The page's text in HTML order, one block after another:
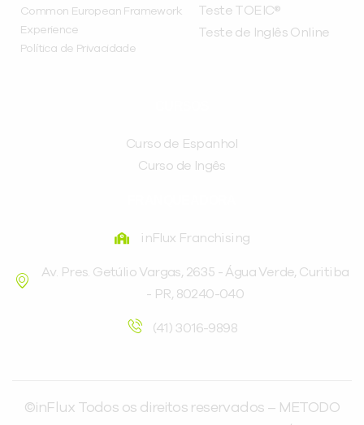
Common European Framework
Experience
Política de Privacidade
Teste TOEIC®
Teste de Inglês Online
Curso de Espanhol
Curso de Ingês
inFlux Franchising
Av. Pres. Getúlio Vargas, 2635 - Água Verde, Curitiba
- PR, 80240-040
(41) 3016-9898
©inFlux Todos os direitos reservados – METODO